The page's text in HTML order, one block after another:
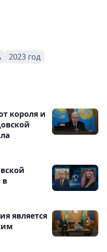
2023 год
короля и
в
является